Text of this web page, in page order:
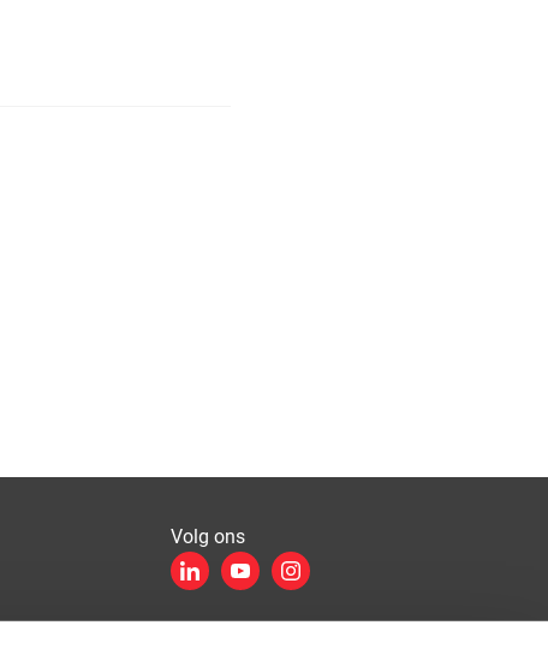
Volg ons
LinkedInYouTubeInstagram